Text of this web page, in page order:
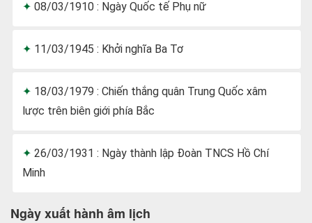
08/03/1910 : Ngày Quốc tế Phụ nữ
11/03/1945 : Khởi nghĩa Ba Tơ
18/03/1979 : Chiến thắng quân Trung Quốc xâm
lược trên biên giới phía Bắc
26/03/1931 : Ngày thành lập Đoàn TNCS Hồ Chí
Minh
Ngày xuất hành âm lịch